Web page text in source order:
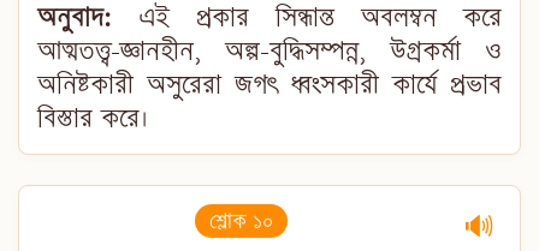
অনুবাদ: এই প্রকার সিন্ধান্ত অবলম্বন করে
আত্মতত্ত্ব-জ্ঞানহীন, অল্প-বুদ্ধিসম্পন্ন, উগ্রকর্মা ও
অনিষ্টকারী অসুরেরা জগৎ ধ্বংসকারী কার্যে প্রভাব
বিস্তার করে।
শ্লোক ১০ 🔊